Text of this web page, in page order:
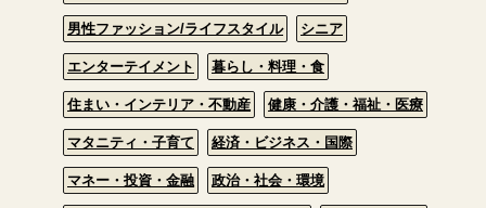
男性ファッション/ライフスタイル シニア
エンターテイメント 暮らし・料理・食
住まい・インテリア・不動産 健康・介護・福祉・医療
マタニティ・子育て 経済・ビジネス・国際
マネー・投資・金融 政治・社会・環境